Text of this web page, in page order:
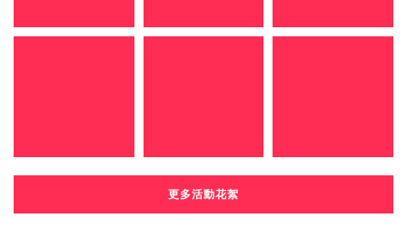
更多活動花絮